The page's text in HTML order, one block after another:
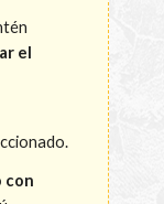
el
con